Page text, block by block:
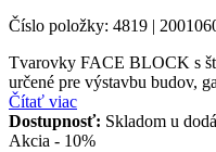
Číslo položky: 4819 |
Tvarovky FACE BLOCK s
určené pre výstavbu budov,
Čítať viac
Dostupnosť: Skladom u
Akcia - 10%